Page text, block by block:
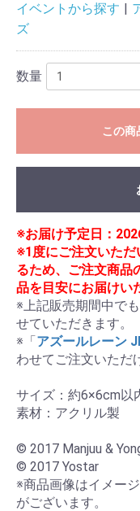
イベントから探す
ズ
数量
この商
※お届け予定日：
※1度にご注文いた
るため、ご注文商品
品を目安にお届けい
※上記販売期間中で
せていただきます。
※「アズールレーン
わせてご注文いただ
サイズ：約6×6cm以
素材：アクリル製
© 2017 Manjuu &
© 2017 Yostar
※商品画像はイメー
がございます。